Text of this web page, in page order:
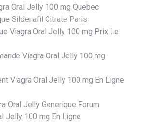
Oral Jelly 100 mg Quebec
Sildenafil Citrate Paris
Viagra Oral Jelly 100 mg Prix Le
Viagra Oral Jelly 100 mg
Viagra Oral Jelly 100 mg En Ligne
Oral Jelly Generique Forum
Jelly 100 mg En Ligne